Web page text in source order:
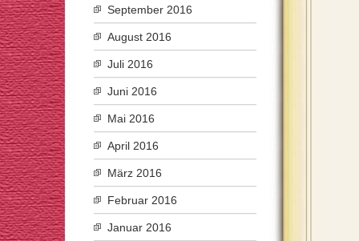
September 2016
August 2016
Juli 2016
Juni 2016
Mai 2016
April 2016
März 2016
Februar 2016
Januar 2016